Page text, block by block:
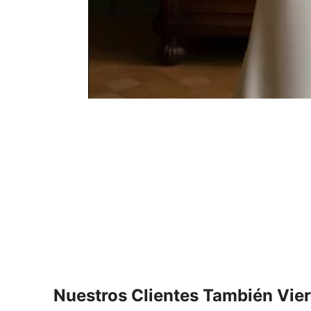
Nuestros Clientes También